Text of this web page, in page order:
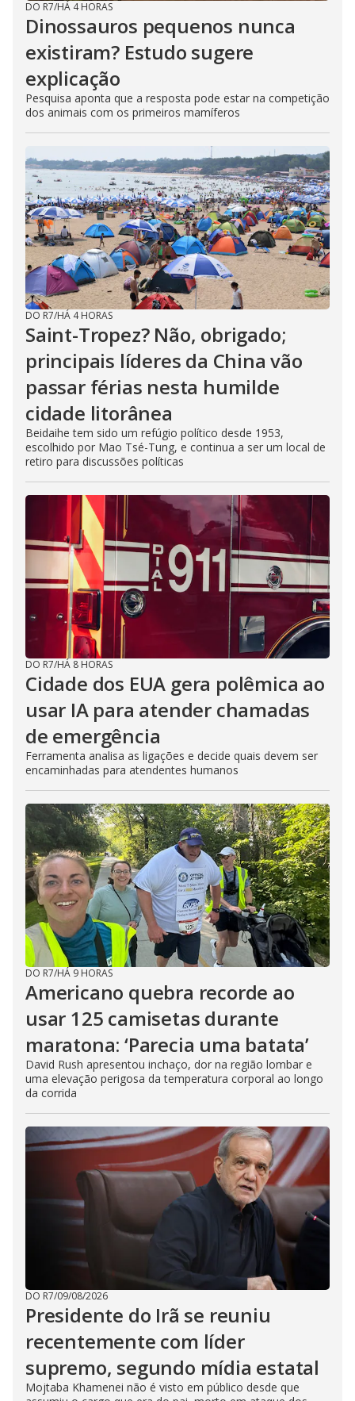
DO R7/HÁ 4 HORAS
Dinossauros pequenos nunca
existiram? Estudo sugere
explicação
Pesquisa aponta que a resposta pode estar na competição
dos animais com os primeiros mamíferos
DO R7/HÁ 4 HORAS
Saint-Tropez? Não, obrigado;
principais líderes da China vão
passar férias nesta humilde
cidade litorânea
Beidaihe tem sido um refúgio político desde 1953,
escolhido por Mao Tsé-Tung, e continua a ser um local de
retiro para discussões políticas
DO R7/HÁ 8 HORAS
Cidade dos EUA gera polêmica ao
usar IA para atender chamadas
de emergência
Ferramenta analisa as ligações e decide quais devem ser
encaminhadas para atendentes humanos
DO R7/HÁ 9 HORAS
Americano quebra recorde ao
usar 125 camisetas durante
maratona: ‘Parecia uma batata’
David Rush apresentou inchaço, dor na região lombar e
uma elevação perigosa da temperatura corporal ao longo
da corrida
DO R7/09/08/2026
Presidente do Irã se reuniu
recentemente com líder
supremo, segundo mídia estatal
Mojtaba Khamenei não é visto em público desde que